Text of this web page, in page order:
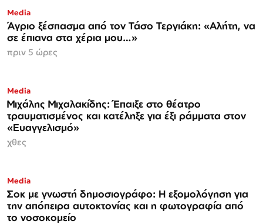
Media
Άγριο ξέσπασμα από τον Τάσο Τεργιάκη: «Αλήτη, να
σε έπιανα στα χέρια μου…»
πριν 5 ώρες
Media
Μιχάλης Μιχαλακίδης: Έπαιξε στο θέατρο
τραυματισμένος και κατέληξε για έξι ράμματα στον
«Ευαγγελισμό»
χθες
Media
Σοκ με γνωστή δημοσιογράφο: Η εξομολόγηση για
την απόπειρα αυτοκτονίας και η φωτογραφία από
το νοσοκομείο